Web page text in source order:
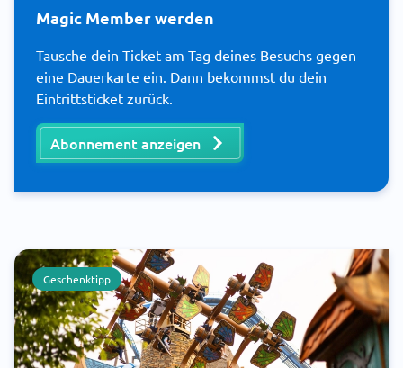
Magic Member werden
Tausche dein Ticket am Tag deines Besuchs gegen
eine Dauerkarte ein. Dann bekommst du dein
Eintrittsticket zurück.
Abonnement anzeigen
Geschenktipp